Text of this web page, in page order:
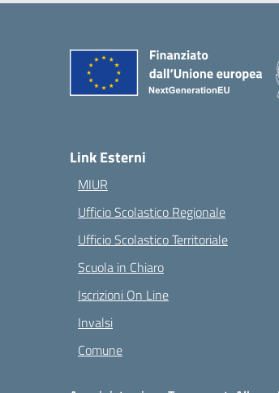
Link Esterni
MIUR
Ufficio Scolastico Regionale
Ufficio Scolastico Territoriale
Scuola in Chiaro
Iscrizioni On Line
Invalsi
Comune